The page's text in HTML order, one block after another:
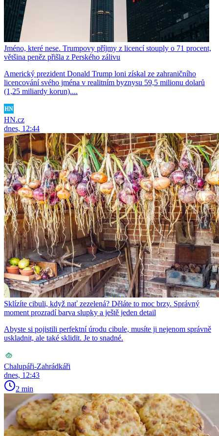
Jméno, které nese. Trumpovy příjmy z licencí stouply o 71 procent,
většina peněz přišla z Perského zálivu
Americký prezident Donald Trump loni získal ze zahraničního
licencování svého jména v realitním byznysu 59,5 milionu dolarů
(1,25 miliardy korun)....
HN.cz
dnes, 12:44
Sklízíte cibuli, když nať zezelená? Děláte to moc brzy. Správný
moment prozradí barva slupky a ještě jeden detail
Abyste si pojistili perfektní úrodu cibule, musíte ji nejenom správně
uskladnit, ale také sklidit. Je to snadné.
Chalupáři-Zahrádkáři
dnes, 12:43
2 min